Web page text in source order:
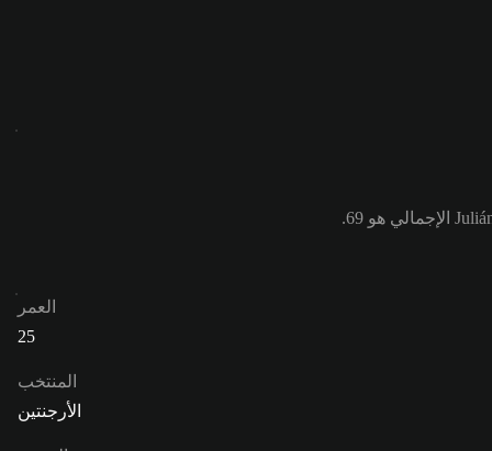
العمر
25
المنتخب
الأرجنتين